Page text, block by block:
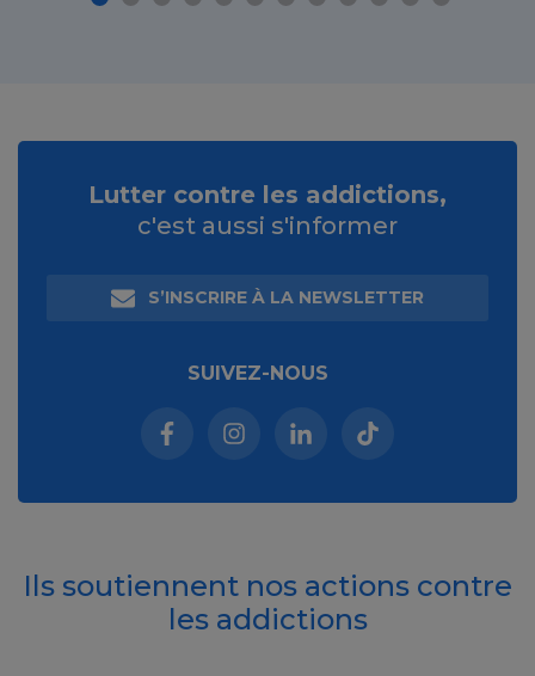
Lutter contre les addictions,
c'est aussi s'informer
S’INSCRIRE À LA NEWSLETTER
SUIVEZ-NOUS
Facebook (nouvelle fenêtre)
Instagram (nouvelle fenêtre)
Linkedin (nouvelle
Tiktok (nouvelle
Ils soutiennent nos actions contre
les addictions